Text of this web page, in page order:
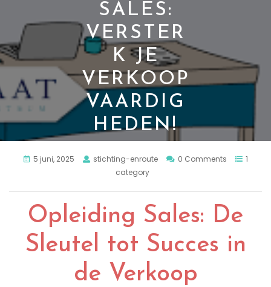
SALES:
VERSTER
K JE
VERKOOP
VAARDIG
HEDEN!
5 juni, 2025 stichting-enroute 0 Comments
1
category
Opleiding Sales: De
Sleutel tot Succes in
de Verkoop